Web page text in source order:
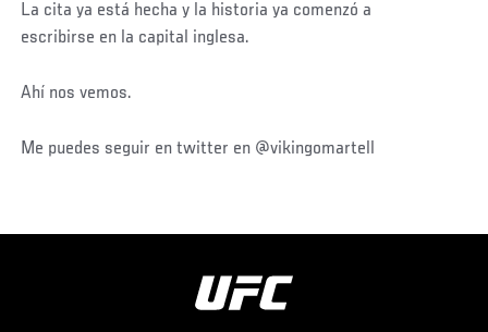
La cita ya está hecha y la historia ya comenzó a
escribirse en la capital inglesa.
Ahí nos vemos.
Me puedes seguir en twitter en @vikingomartell